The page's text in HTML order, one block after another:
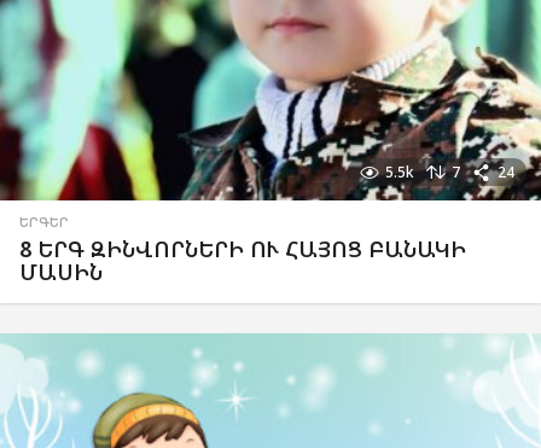
5.5k 7 24
ԵՐԳԵՐ
8 ԵՐԳ ԶԻՆՎՈՐՆԵՐԻ ՈՒ ՀԱՅՈՑ ԲԱՆԱԿԻ
ՄԱՍԻՆ